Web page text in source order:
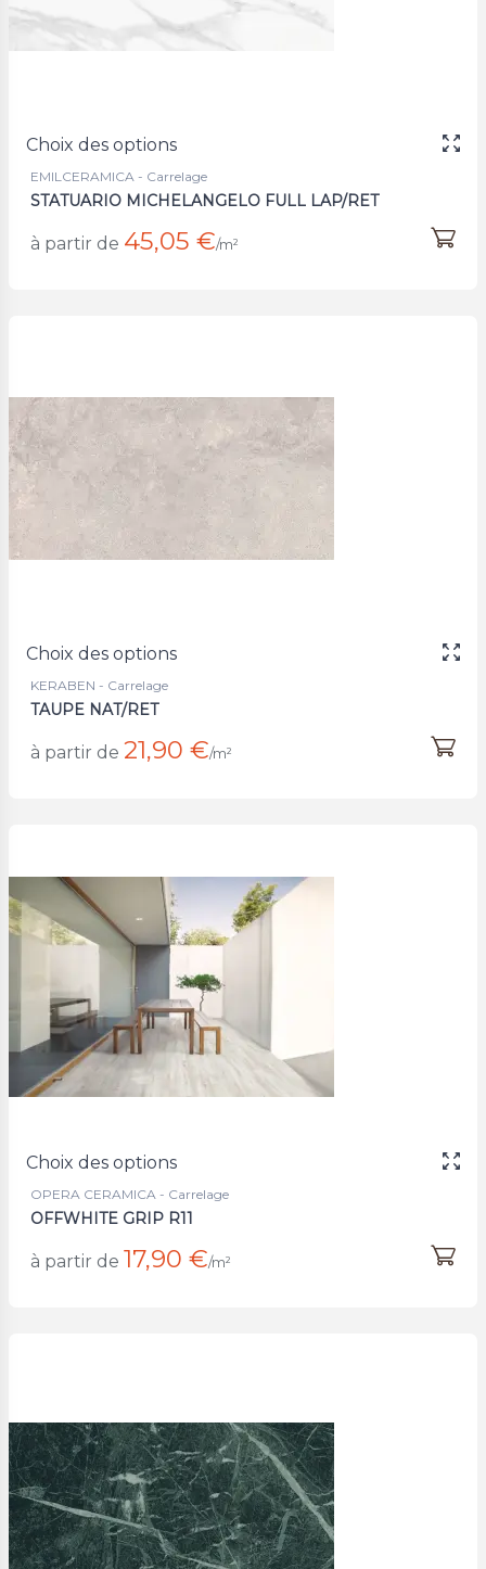
Choix des options
EMILCERAMICA - Carrelage
STATUARIO MICHELANGELO FULL LAP/RET
à partir de 45,05 €/m²
Choix des options
KERABEN - Carrelage
TAUPE NAT/RET
à partir de 21,90 €/m²
Choix des options
OPERA CERAMICA - Carrelage
OFFWHITE GRIP R11
à partir de 17,90 €/m²